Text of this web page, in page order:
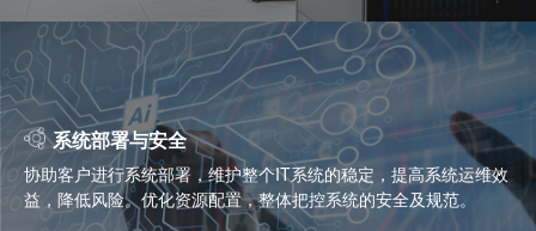
系统部署与安全
协助客户进行系统部署，维护整个IT系统的稳定，提高系统运维效
益，降低风险。优化资源配置，整体把控系统的安全及规范。